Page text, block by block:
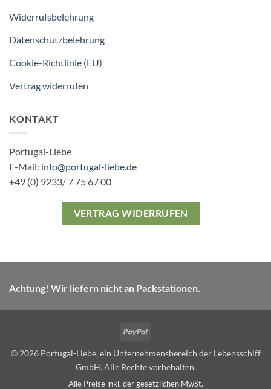
Widerrufsbelehrung
Datenschutzbelehrung
Cookie-Richtlinie (EU)
Vertrag widerrufen
KONTAKT
Portugal-Liebe
E-Mail: info@portugal-liebe.de
+49 (0) 9233/ 7 75 67 00
VERTRAG WIDERRUFEN
Achtung! Wir liefern nicht an Packstationen.
PayPal
© 2026 Portugal-Liebe, ein Unternehmensbereich der Lebensschiff
GmbH. Alle Rechte vorbehalten.
Alle Preise inkl. der gesetzlichen MwSt.